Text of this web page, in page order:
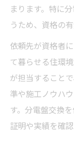
まります。特に
うため、資格の
依頼先が資格者
て暮らせる住環
が担当すること
準や施工ノウハ
す。分電盤交換
証明や実績を確認